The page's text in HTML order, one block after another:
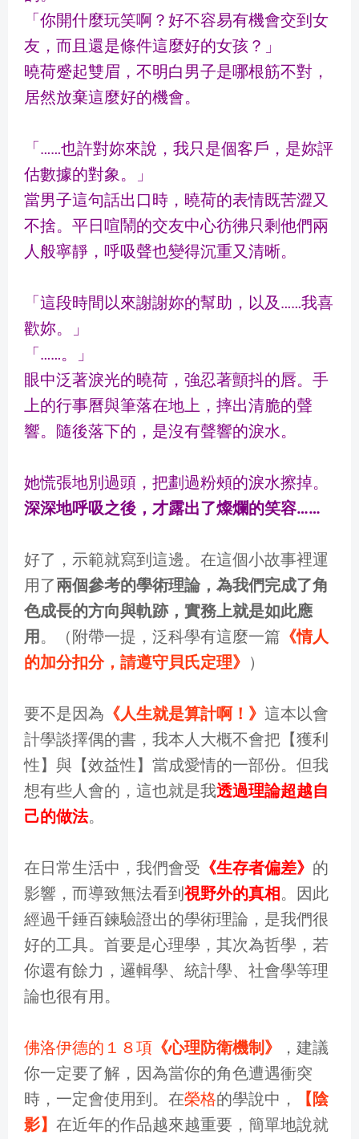
「你開什麼玩笑啊？好不容易有機會交到女
友，而且還是條件這麼好的女孩？」
曉荷蹙起雙眉，不明白男子是哪根筋不對，
居然放棄這麼好的機會。
「……也許對妳來說，我只是個客戶，是妳評
估數據的對象。」
當男子這句話出口時，曉荷的表情既苦澀又
不捨。平日喧鬧的交友中心彷彿只剩他們兩
人般寧靜，呼吸聲也變得沉重又清晰。
「這段時間以來謝謝妳的幫助，以及……我喜
歡妳。」
「……。」
眼中泛著淚光的曉荷，強忍著顫抖的唇。手
上的行事曆與筆落在地上，摔出清脆的聲
響。隨後落下的，是沒有聲響的淚水。
她慌張地別過頭，把劃過粉頰的淚水擦掉。
深深地呼吸之後，才露出了燦爛的笑容……
好了，示範就寫到這邊。在這個小故事裡運
用了兩個參考的學術理論，為我們完成了角
色成長的方向與軌跡，實務上就是如此應
用 。（附帶一提，泛科學有這麼一篇 《情人
的加分扣分，請遵守貝氏定理》 ）
要不是因為 《人生就是算計啊！》 這本以會
計學談擇偶的書，我本人大概不會把【獲利
性】與【效益性】當成愛情的一部份。但我
想有些人會的，這也就是我透過理論超越自
己的做法。
在日常生活中，我們會受 《生存者偏差》 的
影響，而導致無法看到 視野外的真相。因此
經過千錘百鍊驗證出的學術理論，是我們很
好的工具。首要是心理學，其次為哲學，若
你還有餘力，邏輯學、統計學、社會學等理
論也很有用。
佛洛伊德的１８項 《心理防衛機制》
，建議
你一定要了解，因為當你的角色遭遇衝突
時，一定會使用到。在榮格的學說中，
【陰
影】 在近年的作品越來越重要，簡單地說就